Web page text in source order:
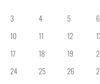
3
4 5 6
10
11 12
17
18 19
24
25 26